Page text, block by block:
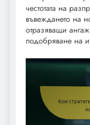
честотата на
въвеждането на
отразяващи
подобряване на